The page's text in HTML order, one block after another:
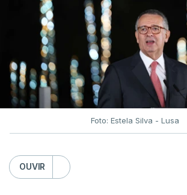
Foto: Estela Silva - Lusa
OUVIR